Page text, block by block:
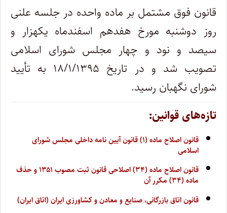
قانون فوق مشتمل بر ماده‌ واحده در جلسه علنی
روز دوشنبه مورخ هفدهم اسفندماه یکهزار و
سیصد و نود و چهار مجلس شورای اسلامی
تصویب شد و در تاریخ ۱۸/۱/۱۳۹۵ به تأیید
شورای نگهبان رسید.
تازه‌های قوانین:
قانون اصلاح ماده (۱) قانون آیین نامه داخلی مجلس شورای
اسلامی
قانون اصلاح ماده (۳۴) اصلاحی قانون ثبت مصوب ۱۳۵۱ و حذف
ماده (۳۴) مکرر آن
قانون اتاق بازرگانی، صنایع و معادن و کشاورزی ایران (اتاق ایران)